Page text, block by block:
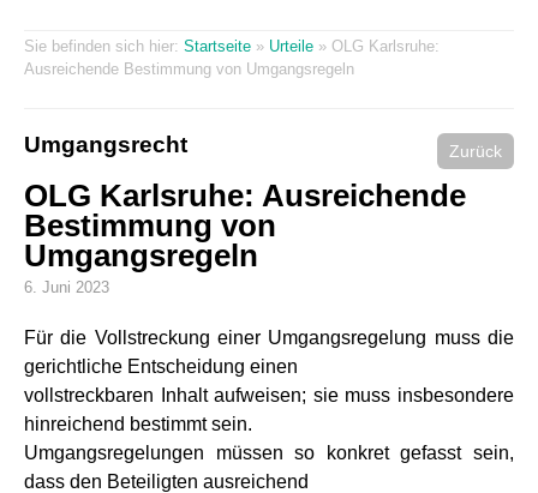
Startseite » Urteile » OLG Karlsruhe:
Ausreichende Bestimmung von Umgangsregeln
Umgangsrecht Zurück
OLG Karlsruhe: Ausreichende
Bestimmung von
Umgangsregeln
6. Juni 2023
Für die Vollstreckung einer Umgangsregelung muss die
gerichtliche Entscheidung einen
vollstreckbaren Inhalt aufweisen; sie muss insbesondere
hinreichend bestimmt sein.
Umgangsregelungen müssen so konkret gefasst sein,
dass den Beteiligten ausreichend